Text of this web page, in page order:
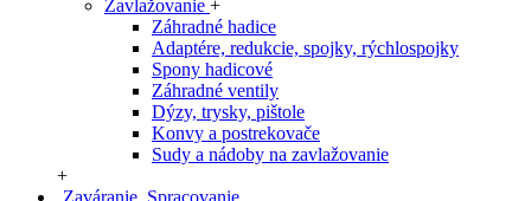
Zavlažovanie +
Záhradné hadice
Adaptére, redukcie, spojky, rýchlospojky
Spony hadicové
Záhradné ventily
Dýzy, trysky, pištole
Konvy a postrekovače
Sudy a nádoby na zavlažovanie
+
Zaváranie, Spracovanie